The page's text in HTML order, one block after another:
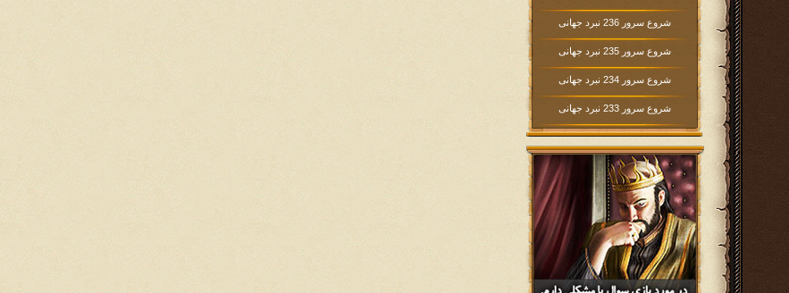
شروع سرور 236 نبرد جهانی
شروع سرور 235 نبرد جهانی
شروع سرور 234 نبرد جهانی
شروع سرور 233 نبرد جهانی